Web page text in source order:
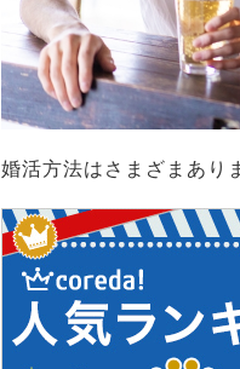
婚活方法はさまざまあり